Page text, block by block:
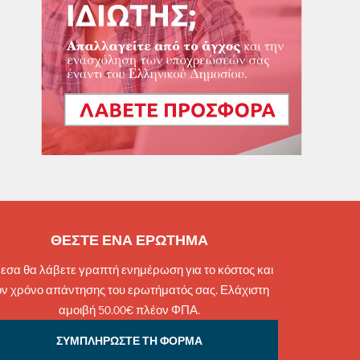
ΘΕΣΤΕ ΕΝΑ ΕΡΩΤΗΜΑ
θα λάβετε γραπτή ενημέρωση για το κόστος και
χρόνο απάντησης του ερωτήματός σας. Ελάχιστη
αμοιβή 50.00€ πλέον ΦΠΑ.
ΣΥΜΠΛΗΡΩΣΤΕ ΤΗ ΦΟΡΜΑ